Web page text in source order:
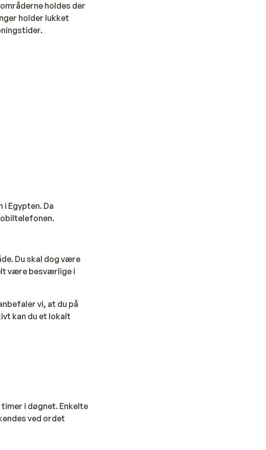
holdes der
holder lukket
Egypten. Da
Du skal dog være
være besværlige i
vi, at du på
kan du et lokalt
i døgnet. Enkelte
ved ordet